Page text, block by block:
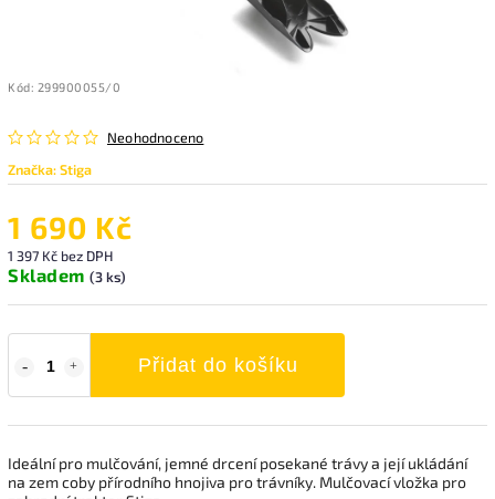
Kód: 299900055/0
Neohodnoceno
Značka:Stiga
1 690 Kč
1 397 Kč bez DPH
Skladem (3 ks)
Přidat do košíku
Ideální pro mulčování, jemné drcení posekané trávy a její ukládání
na zem coby přírodního hnojiva pro trávníky. Mulčovací vložka pro